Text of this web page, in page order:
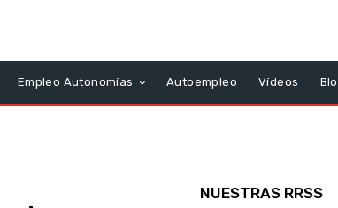
Empleo Autonomías Autoempleo Vídeos
NUESTRAS RRSS